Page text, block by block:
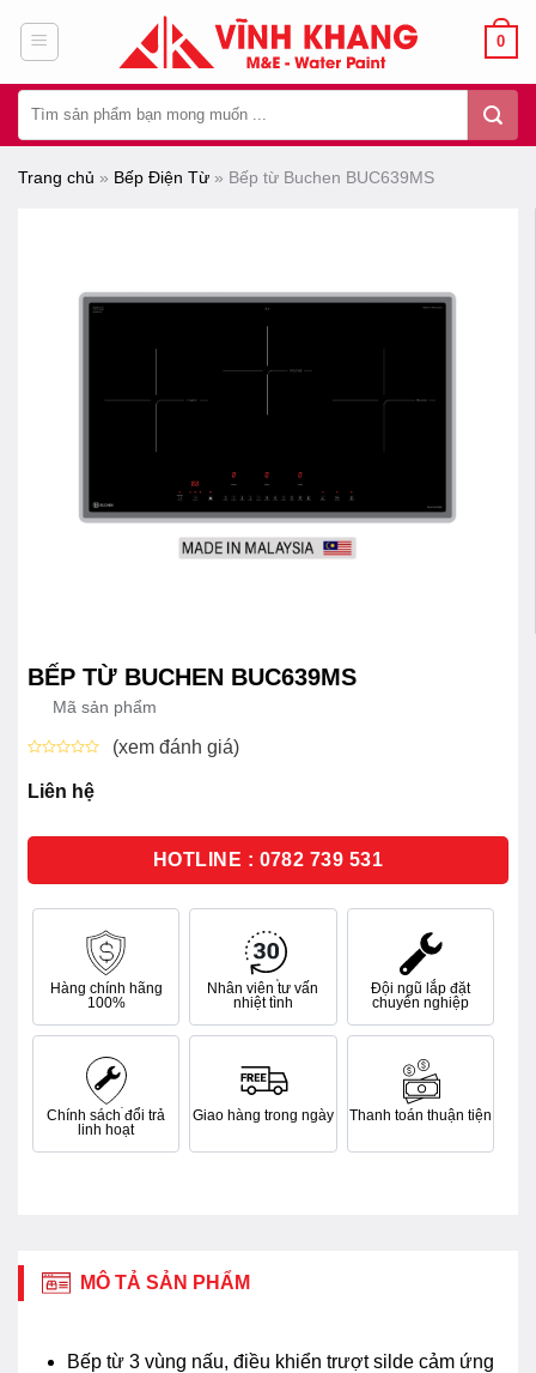
dung
0
kiếm:
Trang chủ » Bếp Điện Từ » Bếp từ Buchen BUC639MS
BẾP TỪ BUCHEN BUC639MS
Mã sản phẩm
xếp
hạng
sao
(xem đánh giá)
Liên hệ
HOTLINE : 0782 739 531
Hàng chính hãng
100%
Nhân viên tư vấn
nhiệt tình
Đội ngũ lắp đặt
chuyên nghiệp
Chính sách đổi trả
linh hoạt
Giao hàng trong ngày Thanh toán thuận tiện
MÔ TẢ SẢN PHẨM
Bếp từ 3 vùng nấu, điều khiển trượt silde cảm ứng